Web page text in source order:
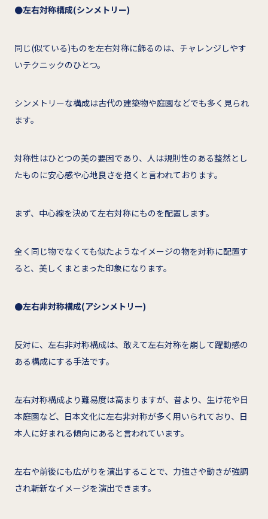
●左右対称構成(シンメトリー)
同じ(似ている)ものを左右対称に飾るのは、チャレンジしやす
いテクニックのひとつ。
シンメトリーな構成は古代の建築物や庭園などでも多く見られ
ます。
対称性はひとつの美の要因であり、人は規則性のある整然とし
たものに安心感や心地良さを抱くと言われております。
まず、中心線を決めて左右対称にものを配置します。
全く同じ物でなくても似たようなイメージの物を対称に配置す
ると、美しくまとまった印象になります。
●左右非対称構成(アシンメトリー)
反対に、左右非対称構成は、敢えて左右対称を崩して躍動感の
ある構成にする手法です。
左右対称構成より難易度は高まりますが、昔より、生け花や日
本庭園など、日本文化に左右非対称が多く用いられており、日
本人に好まれる傾向にあると言われています。
左右や前後にも広がりを演出することで、力強さや動きが強調
され斬新なイメージを演出できます。